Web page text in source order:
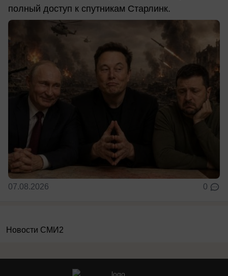
полный доступ к спутникам Старлинк.
07.08.2026 0
Новости СМИ2